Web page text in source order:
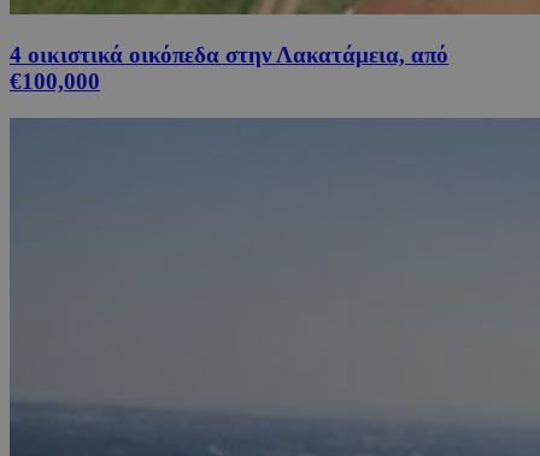
4 οικιστικά οικόπεδα στην Λακατάμεια, από
€100,000